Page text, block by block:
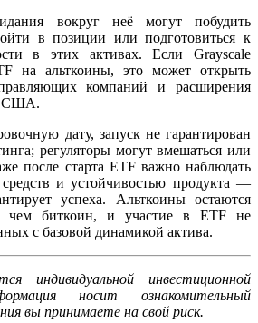
вокруг неё могут побудить
в позиции или подготовиться к
в этих активах. Если Grayscale
на альткоины, это может открыть
компаний и расширения
США.
дату, запуск не гарантирован
регуляторы могут вмешаться или
после старта ETF важно наблюдать
и устойчивостью продукта —
успеха. Альткоины остаются
чем биткоин, и участие в ETF не
с базовой динамикой актива.
индивидуальной инвестиционной
носит ознакомительный
вы принимаете на свой риск.